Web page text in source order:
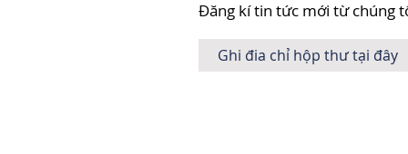
Đăng kí tin tức mới từ chúng